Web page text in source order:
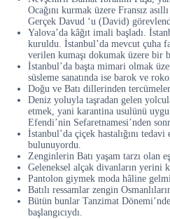
Ocağını kurmak üzere Fransız
Gerçek Davud ‘u (David)
Yalova’da kâğıt imali başladı.
kuruldu. İstanbul’da mevcut çuha
verilen kumaşı dokumak üzere bir
İstanbul’da başta mimari olmak
süsleme sanatında ise barok ve
Doğu ve Batı dillerinden tercümeler
Deniz yoluyla taşradan gelen
etmek, yani karantina usulünü
Efendi’nin Sefaretnamesi’nden
İstanbul’da çiçek hastalığını
bulunuyordu.
Zenginlerin Batı yaşam tarzı olan
Geleneksel alçak divanların yerini
Pantolon giymek moda hâline
Batılı ressamlar zengin
Bütün bunlar Tanzimat
başlangıcıydı.